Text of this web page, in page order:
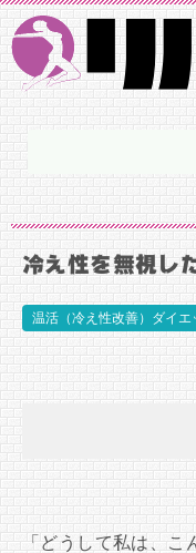
冷え性を無視し
温活（冷え性改善）ダイエ
「どうして私は、